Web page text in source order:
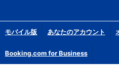
モバイル版 あなたのアカウント
Booking.com for Business